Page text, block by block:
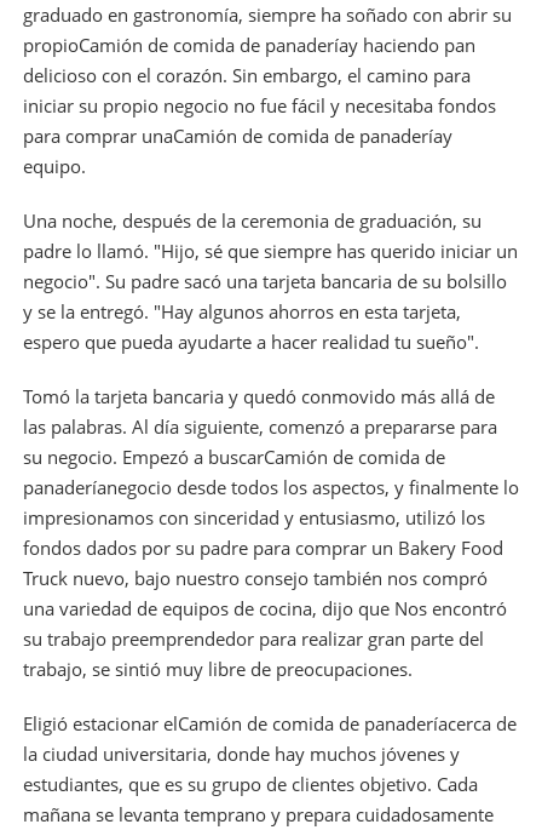
graduado en gastronomía, siempre ha soñado con abrir su
propioCamión de comida de panaderíay haciendo pan
delicioso con el corazón. Sin embargo, el camino para
iniciar su propio negocio no fue fácil y necesitaba fondos
para comprar unaCamión de comida de panaderíay
equipo.
Una noche, después de la ceremonia de graduación, su
padre lo llamó. "Hijo, sé que siempre has querido iniciar un
negocio". Su padre sacó una tarjeta bancaria de su bolsillo
y se la entregó. "Hay algunos ahorros en esta tarjeta,
espero que pueda ayudarte a hacer realidad tu sueño".
Tomó la tarjeta bancaria y quedó conmovido más allá de
las palabras. Al día siguiente, comenzó a prepararse para
su negocio. Empezó a buscarCamión de comida de
panaderíanegocio desde todos los aspectos, y finalmente lo
impresionamos con sinceridad y entusiasmo, utilizó los
fondos dados por su padre para comprar un Bakery Food
Truck nuevo, bajo nuestro consejo también nos compró
una variedad de equipos de cocina, dijo que Nos encontró
su trabajo preemprendedor para realizar gran parte del
trabajo, se sintió muy libre de preocupaciones.
Eligió estacionar elCamión de comida de panaderíacerca de
la ciudad universitaria, donde hay muchos jóvenes y
estudiantes, que es su grupo de clientes objetivo. Cada
mañana se levanta temprano y prepara cuidadosamente